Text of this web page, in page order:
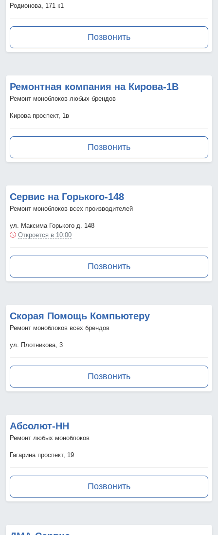
Родионова, 171 к1
Позвонить
Ремонтная компания на Кирова-1В
Ремонт моноблоков любых брендов
Кирова проспект, 1в
Позвонить
Сервис на Горького-148
Ремонт моноблоков всех производителей
ул. Максима Горького д. 148
Откроется в 10:00
Позвонить
Скорая Помощь Компьютеру
Ремонт моноблоков всех брендов
ул. Плотникова, 3
Позвонить
Абсолют-НН
Ремонт любых моноблоков
Гагарина проспект, 19
Позвонить